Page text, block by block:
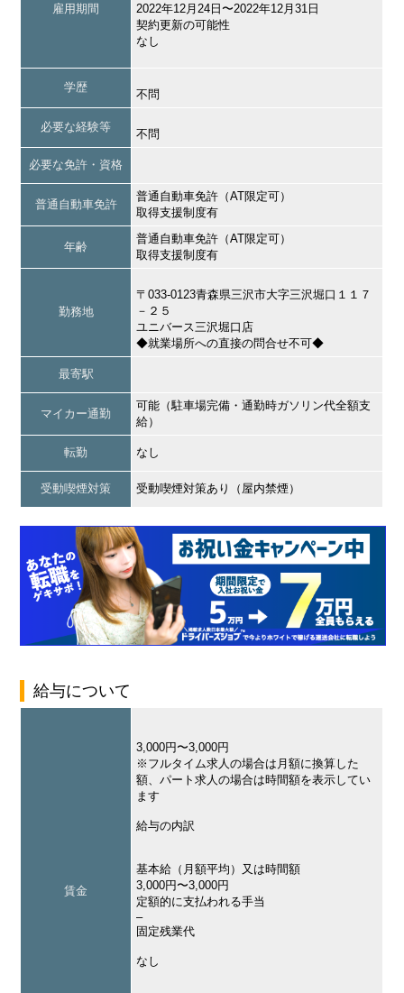
雇用期間
2022年12月24日〜2022年12月31日
契約更新の可能性
なし
学歴
不問
必要な経験等
不問
必要な免許・資格
普通自動車免許
普通自動車免許（AT限定可）
取得支援制度有
年齢
普通自動車免許（AT限定可）
取得支援制度有
勤務地
〒033-0123青森県三沢市大字三沢堀口１１７
－２５
ユニバース三沢堀口店
◆就業場所への直接の問合せ不可◆
最寄駅
マイカー通勤
可能（駐車場完備・通勤時ガソリン代全額支
給）
転勤 なし
受動喫煙対策 受動喫煙対策あり（屋内禁煙）
給与について
賃金
3,000円〜3,000円
※フルタイム求人の場合は月額に換算した
額、パート求人の場合は時間額を表示してい
ます
給与の内訳
基本給（月額平均）又は時間額
3,000円〜3,000円
定額的に支払われる手当
–
固定残業代
なし